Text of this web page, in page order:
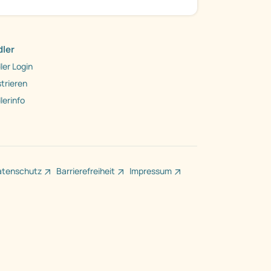
Login
Barrierefreiheit Impressum